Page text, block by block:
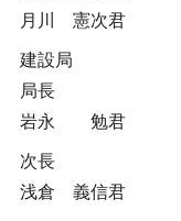
月川 憲次君
建設局
局長
岩永 勉君
次長
浅倉 義信君